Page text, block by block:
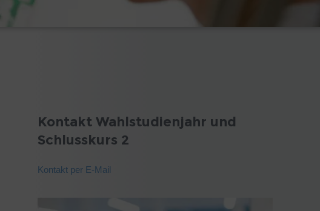
Kontakt Wahlstudienjahr und
Schlusskurs 2
Kontakt per E-Mail